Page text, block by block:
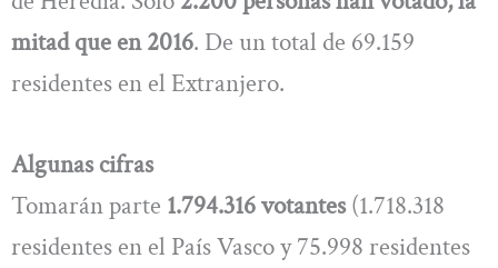
mitad que en 2016. De un total de 69.159
residentes en el Extranjero.
Algunas cifras
Tomarán parte 1.794.316 votantes(1.718.318
residentes en el País Vasco y 75.998 residentes